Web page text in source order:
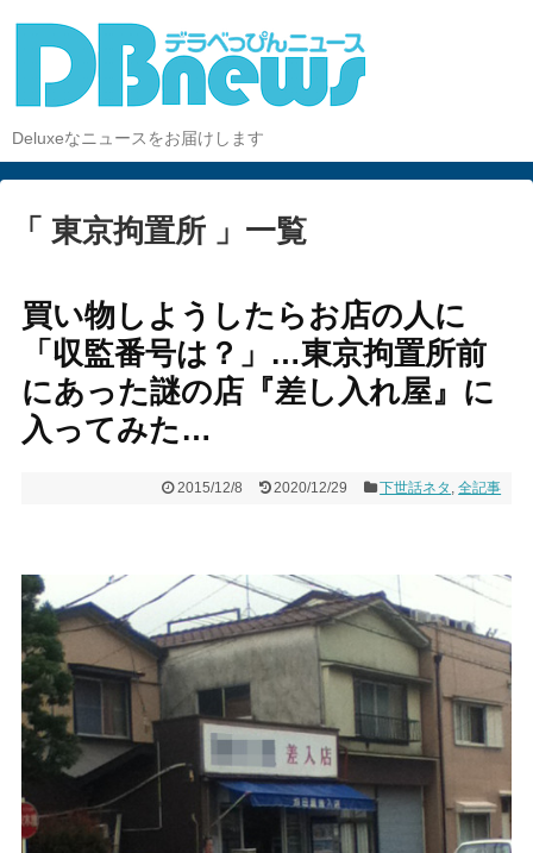
Deluxeなニュースをお届けします
「 東京拘置所 」一覧
買い物しようしたらお店の人に
「収監番号は？」…東京拘置所前
にあった謎の店『差し入れ屋』に
入ってみた…
2015/12/8 2020/12/29 下世話ネタ ,全記事